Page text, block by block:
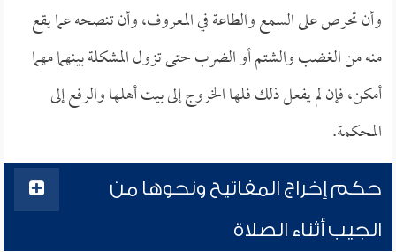
وأن تحرص على السمع والطاعة في المعروف، وأن تنصحه عما يقع
منه من الغضب والشتم أو الضرب حتى تزول المشكلة بينهما مهما
أمكن، فإن لم يفعل ذلك فلها الخروج إلى بيت أهلها والرفع إلى
المحكمة.
حكم إخراج المفاتيح ونحوها من
الجيب أثناء الصلاة